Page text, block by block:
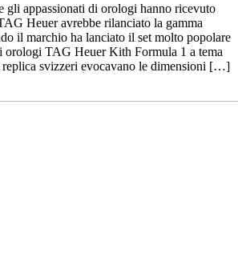
gli appassionati di orologi hanno ricevuto
Heuer avrebbe rilanciato la gamma
il marchio ha lanciato il set molto popolare
orologi TAG Heuer Kith Formula 1 a tema
svizzeri evocavano le dimensioni […]